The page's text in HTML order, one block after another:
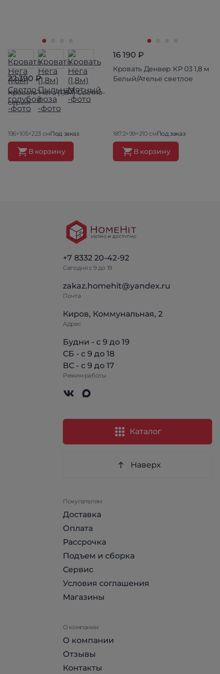
22 390 ₽
Кровать Нега (1,8м) Светло-
серый
196×105×223 смПод заказ
В корзину
16 190 ₽
Кровать Денвер КР 03 1,8 м
Белый/Ателье светлое
187.2×99×210 смПод заказ
В корзину
+7 8332 20-42-92
Сегодня с 9 до 19
zakaz.homehit@yandex.ru
Почта
Киров, Коммунальная, 2
Адрес
Будни - с 9 до 19
СБ - с 9 до 18
ВС - с 9 до 17
Режим работы
Каталог
Наверх
Покупателям
Доставка
Оплата
Рассрочка
Подъем и сборка
Сервис
Условия соглашения
Магазины
О компании
О компании
Отзывы
Контакты